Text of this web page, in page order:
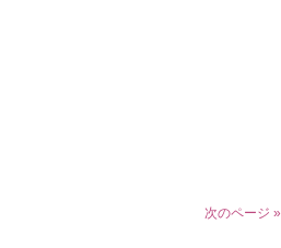
次のページ »